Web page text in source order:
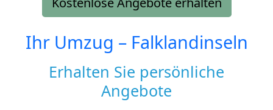
Ihr Umzug – Falklandinseln
Erhalten Sie persönliche
Angebote